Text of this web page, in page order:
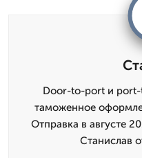
Door-to-port и port-
таможенное
Отправка в августе
Станислав